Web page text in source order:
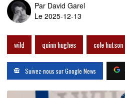
Par David Garel
Le 2025-12-13
wild quinn hughes cole hutson
Suivez-nous sur Google News